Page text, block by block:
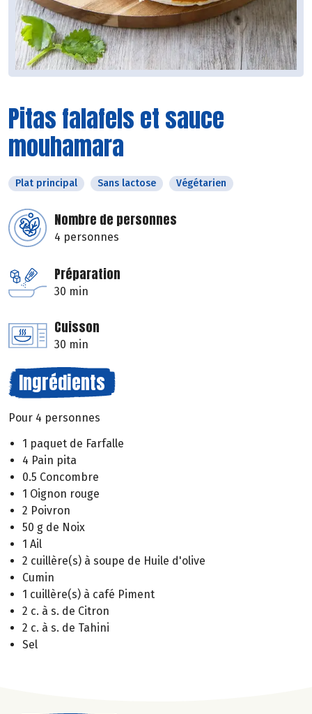
Pitas falafels et sauce
mouhamara
Plat principal Sans lactose Végétarien
Nombre de personnes
4 personnes
Préparation
30 min
Cuisson
30 min
Ingrédients
Pour 4 personnes
1 paquet de Farfalle
4 Pain pita
0.5 Concombre
1 Oignon rouge
2 Poivron
50 g de Noix
1 Ail
2 cuillère(s) à soupe de Huile d'olive
Cumin
1 cuillère(s) à café Piment
2 c. à s. de Citron
2 c. à s. de Tahini
Sel